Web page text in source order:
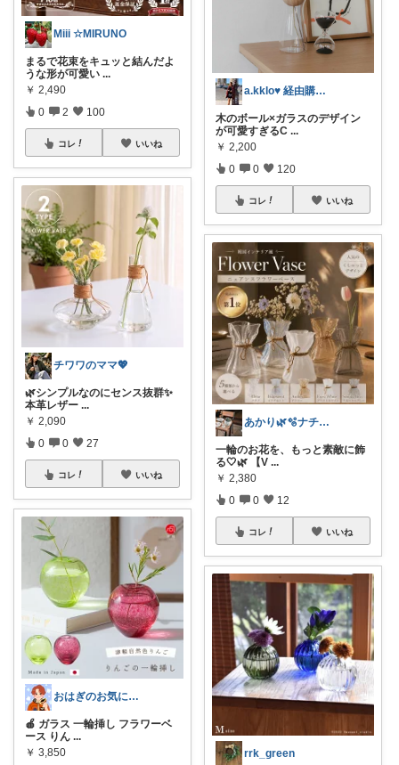
Miii ☆MIRUNO
まるで花束をキュッと結んだよ
うな形が可愛い ...
￥ 2,490
0 2 100
コレ いいね
チワワのママ💖
🌿シンプルなのにセンス抜群✨
本革レザー ...
￥ 2,090
0 0 27
コレ いいね
おはぎのお気に入り★
🍎 ガラス 一輪挿し フラワーベ
ース りん ...
￥ 3,850
a.kklo♥ 経由購入感謝です💕
木のボール×ガラスのデザイン
が可愛すぎるC ...
￥ 2,200
0 0 120
コレ いいね
あかり🌿🫧ナチュラル雑貨が好き
一輪のお花を、もっと素敵に飾
る🤍🌿 【V ...
￥ 2,380
0 0 12
コレ いいね
rrk_green